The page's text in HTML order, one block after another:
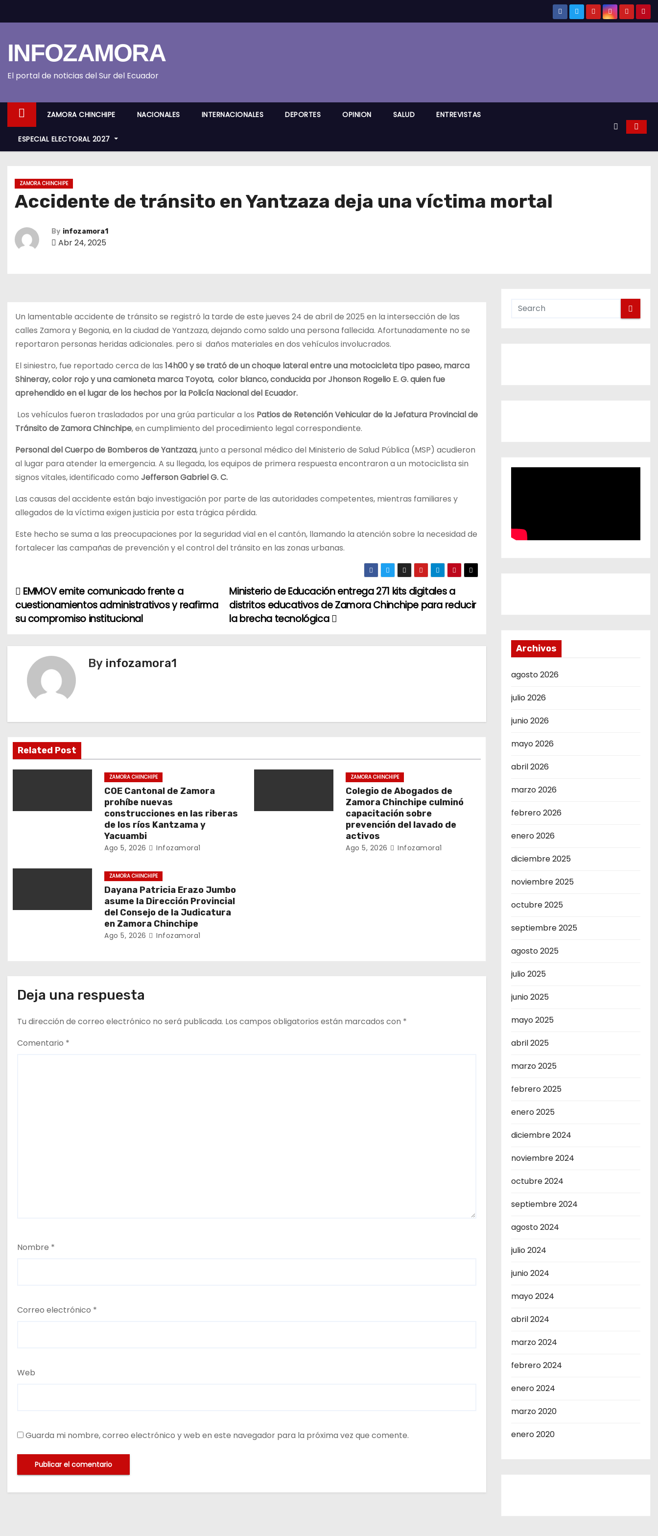
k
o
INFOZAMORA
El portal de noticias del Sur del Ecuador
ZAMORA CHINCHIPE NACIONALES INTERNACIONALES DEPORTES OPINION SALUD ENTREVISTAS
ESPECIAL ELECTORAL 2027
ZAMORA CHINCHIPE
Accidente de tránsito en Yantzaza deja una víctima mortal
By infozamora1
Abr 24, 2025
Un lamentable accidente de tránsito se registró la tarde de este jueves 24 de abril de 2025 en la intersección de las
calles Zamora y Begonia, en la ciudad de Yantzaza, dejando como saldo una persona fallecida. Afortunadamente no se
reportaron personas heridas adicionales. pero si daños materiales en dos vehículos involucrados.
El siniestro, fue reportado cerca de las 14h00 y se trató de un choque lateral entre una motocicleta tipo paseo, marca
Shineray, color rojo y una camioneta marca Toyota, color blanco, conducida por Jhonson Rogelio E. G. quien fue
aprehendido en el lugar de los hechos por la Policía Nacional del Ecuador.
Los vehículos fueron trasladados por una grúa particular a los Patios de Retención Vehicular de la Jefatura Provincial de
Tránsito de Zamora Chinchipe, en cumplimiento del procedimiento legal correspondiente.
Personal del Cuerpo de Bomberos de Yantzaza, junto a personal médico del Ministerio de Salud Pública (MSP) acudieron
al lugar para atender la emergencia. A su llegada, los equipos de primera respuesta encontraron a un motociclista sin
signos vitales, identificado como Jefferson Gabriel G. C.
Las causas del accidente están bajo investigación por parte de las autoridades competentes, mientras familiares y
allegados de la víctima exigen justicia por esta trágica pérdida.
Este hecho se suma a las preocupaciones por la seguridad vial en el cantón, llamando la atención sobre la necesidad de
fortalecer las campañas de prevención y el control del tránsito en las zonas urbanas.
N
a
c
i
ó
s
Ministerio de Educación entrega 271 kits digitales a
distritos educativos de Zamora Chinchipe para reducir
la brecha tecnológica
EMMOV emite comunicado frente a
cuestionamientos administrativos y reafirma
su compromiso institucional
By infozamora1
Related Post
ZAMORA CHINCHIPE
COE Cantonal de Zamora
prohíbe nuevas
construcciones en las riberas
de los ríos Kantzama y
Yacuambi
Ago 5, 2026 Infozamora1
ZAMORA CHINCHIPE
Colegio de Abogados de
Zamora Chinchipe culminó
capacitación sobre
prevención del lavado de
activos
Ago 5, 2026 Infozamora1
ZAMORA CHINCHIPE
Dayana Patricia Erazo Jumbo
asume la Dirección Provincial
del Consejo de la Judicatura
en Zamora Chinchipe
Ago 5, 2026 Infozamora1
Deja una respuesta
Tu dirección de correo electrónico no será publicada. Los campos obligatorios están marcados con *
Comentario *
Nombre *
Correo electrónico *
Web
Guarda mi nombre, correo electrónico y web en este navegador para la próxima vez que comente.
Archivos
agosto 2026
julio 2026
junio 2026
mayo 2026
abril 2026
marzo 2026
febrero 2026
enero 2026
diciembre 2025
noviembre 2025
octubre 2025
septiembre 2025
agosto 2025
julio 2025
junio 2025
mayo 2025
abril 2025
marzo 2025
febrero 2025
enero 2025
diciembre 2024
noviembre 2024
octubre 2024
septiembre 2024
agosto 2024
julio 2024
junio 2024
mayo 2024
abril 2024
marzo 2024
febrero 2024
enero 2024
marzo 2020
enero 2020